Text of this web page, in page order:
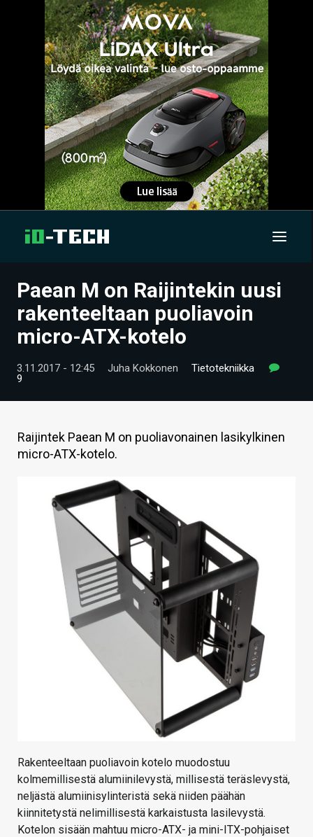
UUTISET
ARTIKKELIT
VIDEOT
HINTA.FI
VAIHDA TEEMA
Paean M on Raijintekin uusi
rakenteeltaan puoliavoin
micro-ATX-kotelo
3.11.2017 - 12:45 Juha Kokkonen
Tietotekniikka
9
Raijintek Paean M on puoliavonainen lasikylkinen
micro-ATX-kotelo.
Rakenteeltaan puoliavoin kotelo muodostuu
kolmemillisestä alumiinilevystä, millisestä teräslevystä,
neljästä alumiinisylinteristä sekä niiden päähän
kiinnitetystä nelimillisestä karkaistusta lasilevystä.
Kotelon sisään mahtuu micro-ATX- ja mini-ITX-pohjaiset